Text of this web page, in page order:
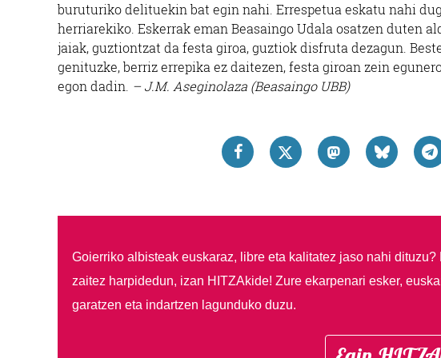
buruturiko delituekin bat egin nahi. Errespetua eskatu nahi
herriarekiko. Eskerrak eman Beasaingo Udala osatzen duten
jaiak, guztiontzat da festa giroa, guztiok disfruta dezagun.
genituzke, berriz errepika ez daitezen, festa giroan zein
egon dadin. – J.M. Aseginolaza (Beasaingo UBB)
Goierriko albisteak euskaraz, libre eta kalitatez jaso nahi dituzu?
zaitez harpidedun, izan HITZAkide! Zure ekarpenari esker,
garatzen eta indartzen lagunduko duzu.